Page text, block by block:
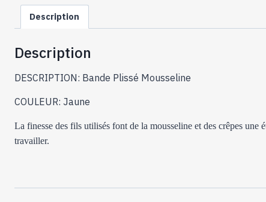
Description
Description
DESCRIPTION: Bande Plissé Mousseline
COULEUR: Jaune
La finesse des fils utilisés font de la mousseline et des crêpes
travailler.